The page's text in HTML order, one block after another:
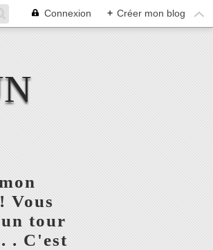
Connexion + Créer mon blog
Vous
tour
. C'est